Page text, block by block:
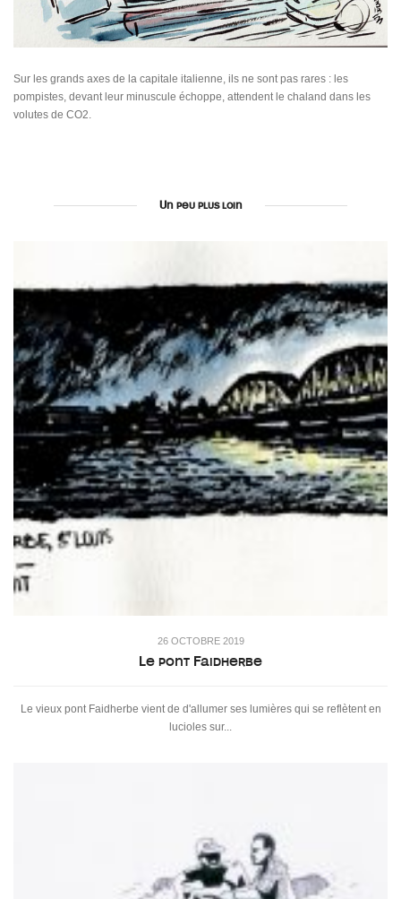
Sur les grands axes de la capitale italienne, ils ne sont pas rares : les
pompistes, devant leur minuscule échoppe, attendent le chaland dans les
volutes de CO2.
Un peu plus loin
26 OCTOBRE 2019
Le pont Faidherbe
Le vieux pont Faidherbe vient de d'allumer ses lumières qui se reflètent en
lucioles sur...